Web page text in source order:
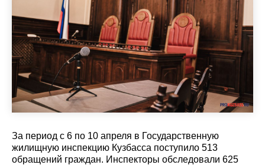
За период с 6 по 10 апреля в Государственную
жилищную инспекцию Кузбасса поступило 513
обращений граждан. Инспекторы обследовали 625